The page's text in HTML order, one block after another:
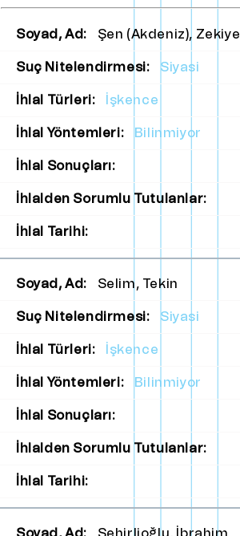
Soyad, Ad: Şen (Akdeniz), Zekiye
Suç Nitelendirmesi: Siyasi
İhlal Türleri: İşkence
İhlal Yöntemleri: Bilinmiyor
İhlal Sonuçları:
İhlalden Sorumlu Tutulanlar:
İhlal Tarihi:
Soyad, Ad: Selim, Tekin
Suç Nitelendirmesi: Siyasi
İhlal Türleri: İşkence
İhlal Yöntemleri: Bilinmiyor
İhlal Sonuçları:
İhlalden Sorumlu Tutulanlar:
İhlal Tarihi: